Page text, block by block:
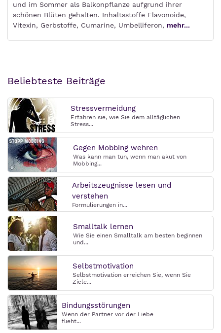
und im Sommer als Balkonpflanze aufgrund ihrer
schönen Blüten gehalten. Inhaltsstoffe Flavonoide,
Vitexin, Gerbstoffe, Cumarine, Umbelliferon, mehr...
Beliebteste Beiträge
Stressvermeidung
Erfahren sie, wie Sie dem alltäglichen
Stress...
Gegen Mobbing wehren
Was kann man tun, wenn man akut von
Mobbing...
Arbeitszeugnisse lesen und
verstehen
Formulierungen in...
Smalltalk lernen
Wie Sie einen Smalltalk am besten beginnen
und...
Selbstmotivation
Selbstmotivation erreichen Sie, wenn Sie
Ziele...
Bindungsstörungen
Wenn der Partner vor der Liebe
flieht...